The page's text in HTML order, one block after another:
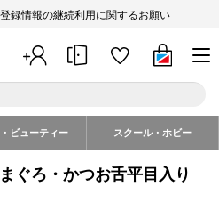
録情報の継続利用に関するお願い
ビューティー スクール・ホビー
ぐろ・かつお舌平目入り